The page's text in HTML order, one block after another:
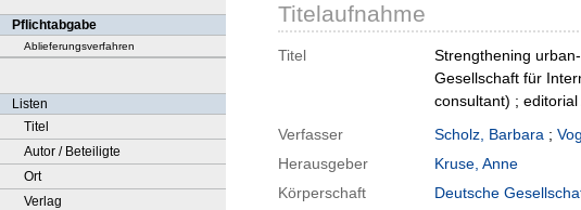
Pflichtabgabe
Ablieferungsverfahren
Listen
Titel
Autor / Beteiligte
Ort
Verlag
Titelaufnahme
Titel
Strengthening
Gesellschaft für
consultant) ;
Verfasser
Scholz, Barbara ;
Herausgeber
Kruse, Anne
Körperschaft
Deutsche